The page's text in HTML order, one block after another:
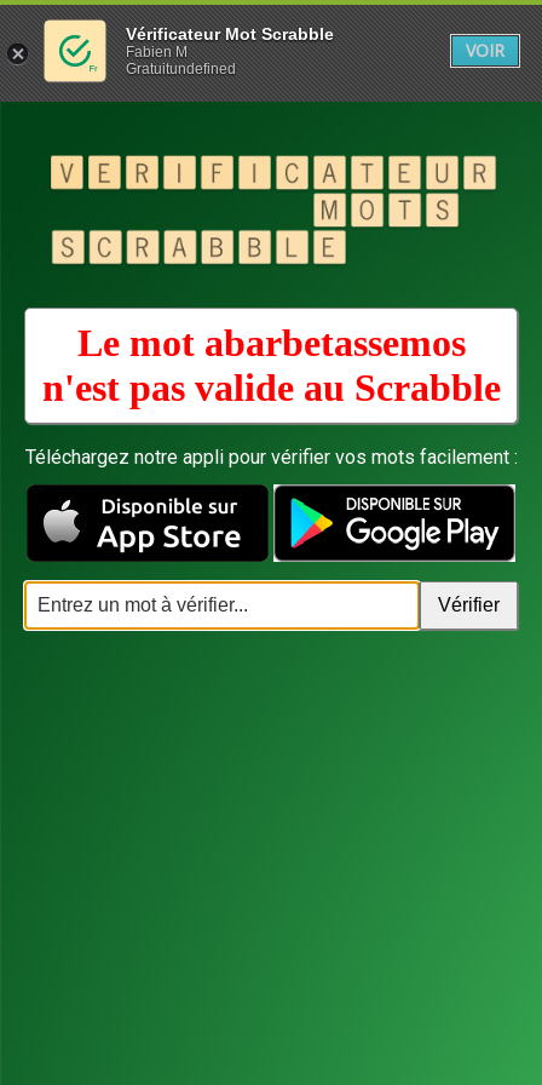
Le mot abarbetassemos
n'est pas valide au Scrabble
Téléchargez notre appli pour vérifier vos mots facilement :
Vérificateur Mot Scrabble
Fabien M
Gratuitundefined
VOIR